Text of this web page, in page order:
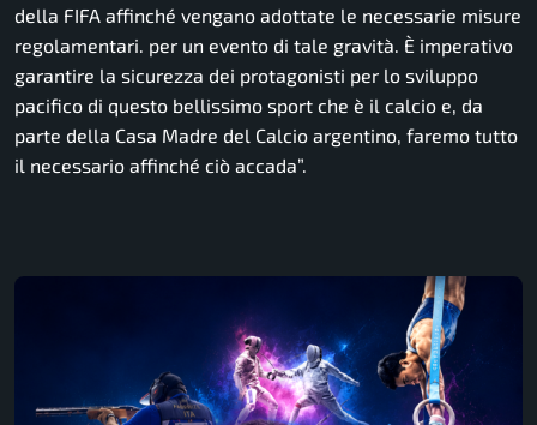
della FIFA affinché vengano adottate le necessarie misure
regolamentari. per un evento di tale gravità. È imperativo
garantire la sicurezza dei protagonisti per lo sviluppo
pacifico di questo bellissimo sport che è il calcio e, da
parte della Casa Madre del Calcio argentino, faremo tutto
il necessario affinché ciò accada”.